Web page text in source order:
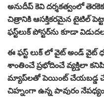
అనుదీప్ కెవి దర్శకత్వంలో
చిత్రానికి ఆసక్తికరమైన టైటిల్
ఫస్ట్‌లుక్ పోస్టర్‌ను కూడా
ఈ ఫస్ట్ లుక్ లో వైట్ అండ్ వైట్
శాంతించే ప్రభోదించే వ్యక్తిలా
మ్యాప్‌లతో పెయింట్ చేయబడ్డ
చిహ్నంగా ఉన్న పావురం నేపధ్యం